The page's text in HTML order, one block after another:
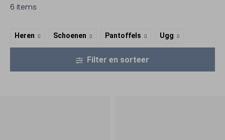
6 items
Heren Schoenen Pantoffels Ugg
Filter en sorteer